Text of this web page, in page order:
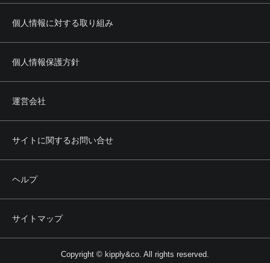
個人情報に対する取り組み
個人情報保護方針
運営会社
サイトに関するお問い合せ
ヘルプ
サイトマップ
Copyright © kipply&co. All rights reserved.